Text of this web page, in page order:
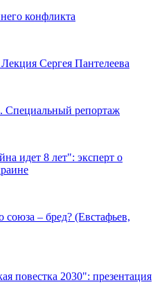
конфликта
Сергея Пантелеева
Специальный репортаж
идет 8 лет": эксперт о
союза – бред? (Евстафьев,
повестка 2030": презентация